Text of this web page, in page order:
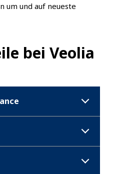
um und auf neueste
bei Veolia